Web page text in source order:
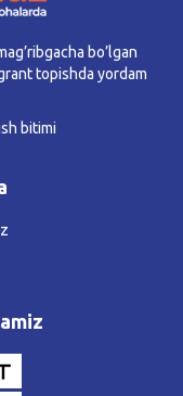
bo’lgan
topishda yordam
bitimi